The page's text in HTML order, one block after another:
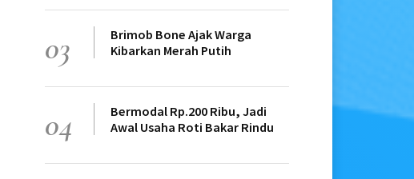
03
Brimob Bone Ajak Warga
Kibarkan Merah Putih
04
Bermodal Rp.200 Ribu, Jadi
Awal Usaha Roti Bakar Rindu